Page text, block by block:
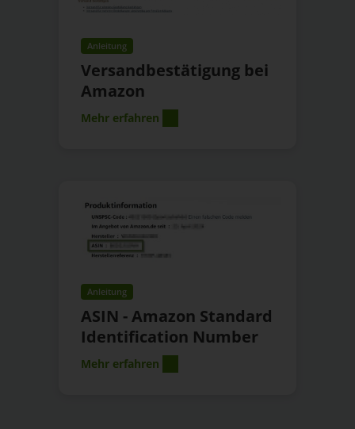
Anleitung
Versandbestätigung bei
Amazon
Mehr erfahren
Anleitung
ASIN - Amazon Standard
Identification Number
Mehr erfahren